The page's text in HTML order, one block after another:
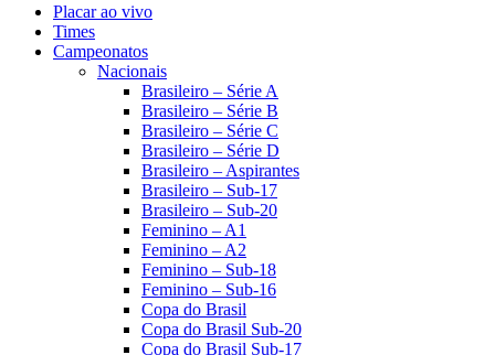
Placar ao vivo
Times
Campeonatos
Nacionais
Brasileiro – Série A
Brasileiro – Série B
Brasileiro – Série C
Brasileiro – Série D
Brasileiro – Aspirantes
Brasileiro – Sub-17
Brasileiro – Sub-20
Feminino – A1
Feminino – A2
Feminino – Sub-18
Feminino – Sub-16
Copa do Brasil
Copa do Brasil Sub-20
Copa do Brasil Sub-17